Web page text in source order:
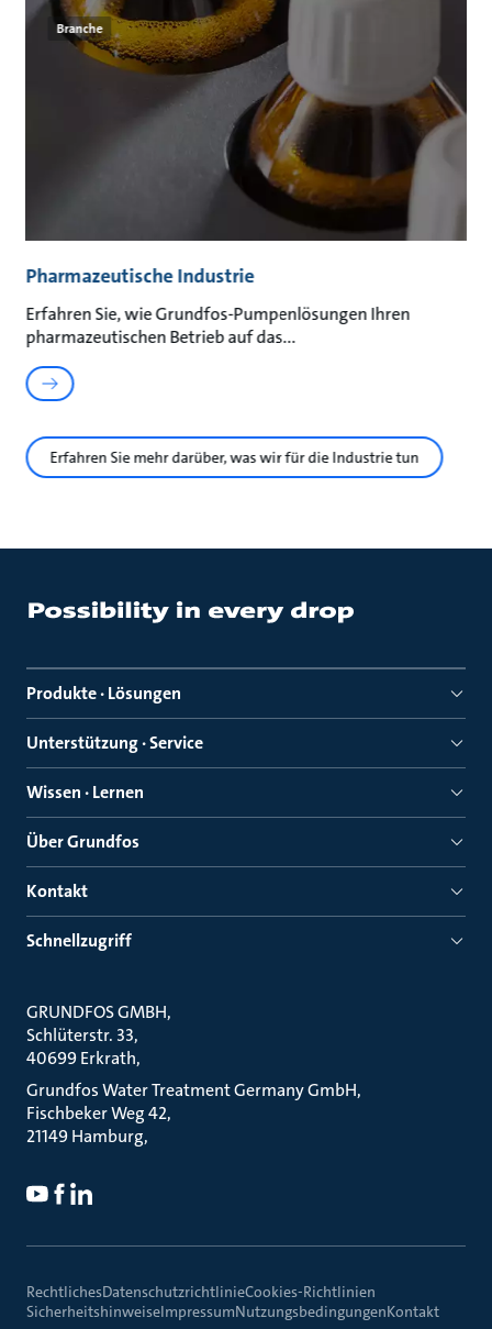
Branche
Pharmazeutische Industrie
Erfahren Sie, wie Grundfos-Pumpenlösungen Ihren
pharmazeutischen Betrieb auf das
Erfahren Sie mehr darüber, was wir für die Industrie tun
Produkte · Lösungen
Unterstützung · Service
Wissen · Lernen
Über Grundfos
Kontakt
Schnellzugriff
GRUNDFOS GMBH
Schlüterstr. 33
40699 Erkrath
Grundfos Water Treatment Germany GmbH
Fischbeker Weg 42
21149 Hamburg
RechtlichesDatenschutzrichtlinieCookies-Richtlinien
SicherheitshinweiseImpressumNutzungsbedingungenKontakt